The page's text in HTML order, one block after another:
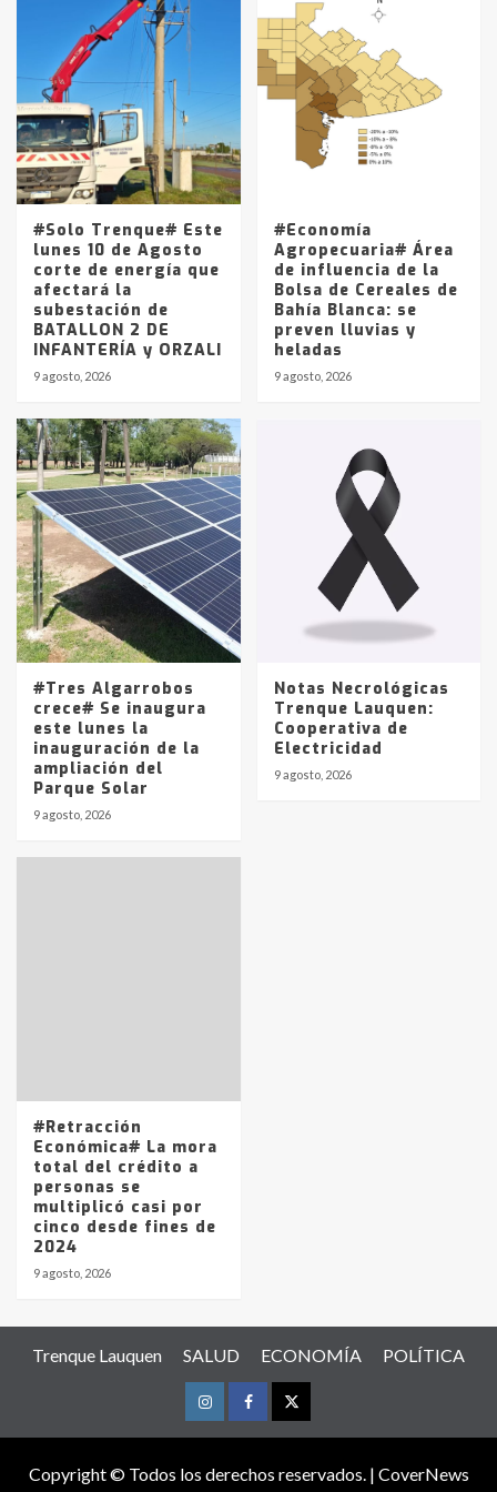
Accidente en Ruta 5: falleció un
joven de Trenque Lauquen
Los precios de los combustibles en
La Pampa, desde YPF hasta Axion
entre 857 a 1338 pesos
#Solo Trenque# Este
lunes 10 de Agosto
corte de energía que
afectará la
subestación de
BATALLON 2 DE
INFANTERÍA y ORZALI
9 agosto, 2026
#Economía
Agropecuaria# Área
de influencia de la
Bolsa de Cereales de
Bahía Blanca: se
preven lluvias y
heladas
9 agosto, 2026
#Tres Algarrobos
crece# Se inaugura
este lunes la
inauguración de la
ampliación del
Parque Solar
9 agosto, 2026
Notas Necrológicas
Trenque Lauquen:
Cooperativa de
Electricidad
9 agosto, 2026
#Retracción
Económica# La mora
total del crédito a
personas se
multiplicó casi por
cinco desde fines de
2024
9 agosto, 2026
Trenque Lauquen SALUD ECONOMÍA POLÍTICA
InstagramFacebookTwitter
Copyright © Todos los derechos reservados. | CoverNews